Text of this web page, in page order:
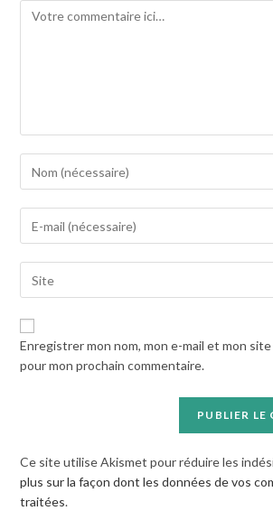
Comment
your
username
to
comment
your
address
to
comment
l’URL
votre
site
(facultatif)
Enregistrer mon nom, mon e-mail et mon
pour mon prochain commentaire.
Ce site utilise Akismet pour réduire les
plus sur la façon dont les données de vos
traitées.